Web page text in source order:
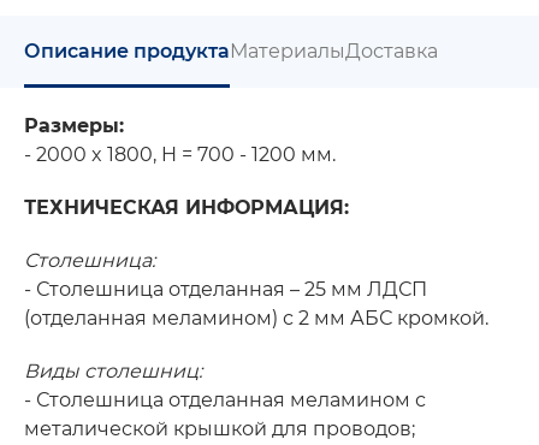
Описание продуктаМатериалыДоставка
Размеры:
- 2000 x 1800, H = 700 - 1200 мм.
ТЕХНИЧЕСКАЯ ИНФОРМАЦИЯ:
Столешница:
- Столешница отделанная – 25 мм ЛДСП
(отделанная меламином) с 2 мм АБС кромкой.
Виды столешниц:
- Столешница отделанная меламином с
металической крышкой для проводов;